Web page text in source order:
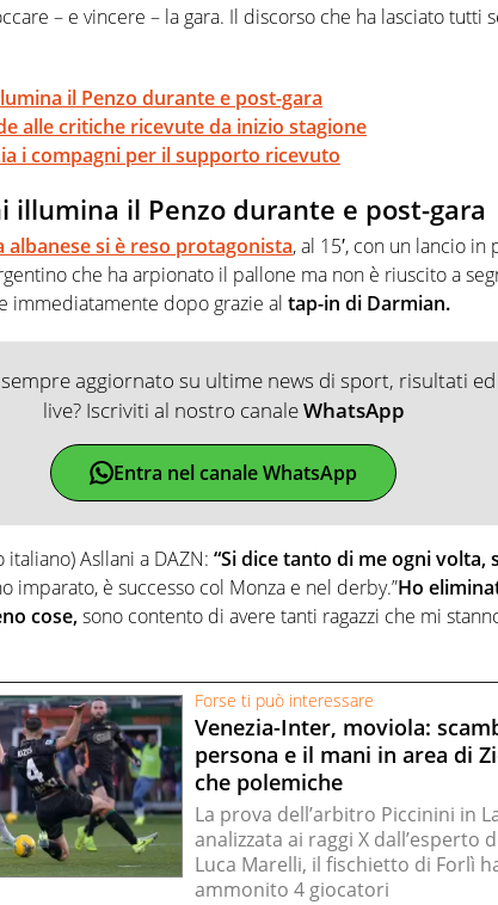
– e vincere – la gara. Il discorso che ha lasciato tutti
il Penzo durante e post-gara
alle critiche ricevute da inizio stagione
i compagni per il supporto ricevuto
illumina il Penzo durante e post-gara
si è reso protagonista, al 15′, con un lancio
che ha arpionato il pallone ma non è riuscito a
immediatamente dopo grazie al tap-in di Darmian.
aggiornato su ultime news di sport, risultati
live? Iscriviti al nostro canaleWhatsApp
Entra nel canale WhatsApp
Asllani a DAZN: “Si dice tanto di me ogni volta,
imparato, è successo col Monza e nel derby.”Ho
cose,sono contento di avere tanti ragazzi che mi
Forse ti può interessare
Venezia-Inter, moviola:
persona e il mani in area di
che polemiche
La prova dell’arbitro Piccinini in
analizzata ai raggi X dall’esperto
Luca Marelli, il fischietto di Forlì
ammonito 4 giocatori